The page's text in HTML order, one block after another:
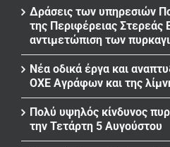
Δράσεις των υπηρεσιών
της Περιφέρειας Στερεάς
αντιμετώπιση των
Νέα οδικά έργα και
ΟΧΕ Αγράφων και της
Πολύ υψηλός κίνδυνος
την Τετάρτη 5 Αυγούστου